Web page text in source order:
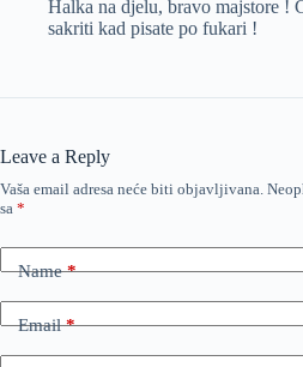
Halka na djelu, bravo majstore !
sakriti kad pisate po fukari !
Leave a Reply
Vaša email adresa neće biti objavljivana.
sa *
Name*
Email*